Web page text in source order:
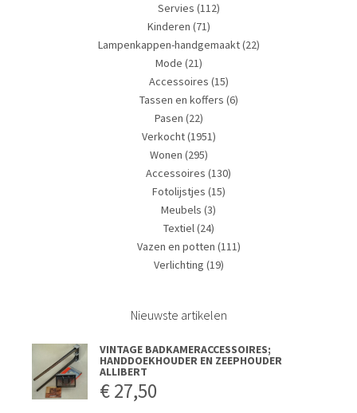
Servies (112)
Kinderen (71)
Lampenkappen-handgemaakt(22)
Mode (21)
Accessoires (15)
Tassen en koffers (6)
Pasen (22)
Verkocht(1951)
Wonen (295)
Accessoires (130)
Fotolijstjes (15)
Meubels (3)
Textiel(24)
Vazen en potten (111)
Verlichting (19)
Nieuwste artikelen
VINTAGE BADKAMERACCESSOIRES;
HANDDOEKHOUDER EN ZEEPHOUDER
ALLIBERT
€27,50